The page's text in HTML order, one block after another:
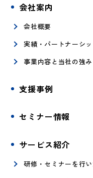
会社案内
会社概要
実績・パートナーシ
事業内容と当社の強み
支援事例
セミナー情報
サービス紹介
研修・セミナーを行